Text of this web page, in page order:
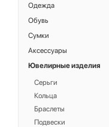
Одежда
Обувь
Сумки
Аксессуары
Ювелирные изделия
Серьги
Кольца
Браслеты
Подвески